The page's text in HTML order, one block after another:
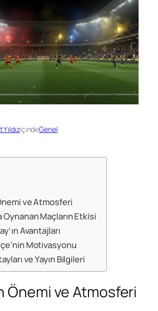
içindeGenel
ve Atmosferi
Maçların Etkisi
Avantajları
Motivasyonu
ve Yayın Bilgileri
Önemi ve Atmosferi